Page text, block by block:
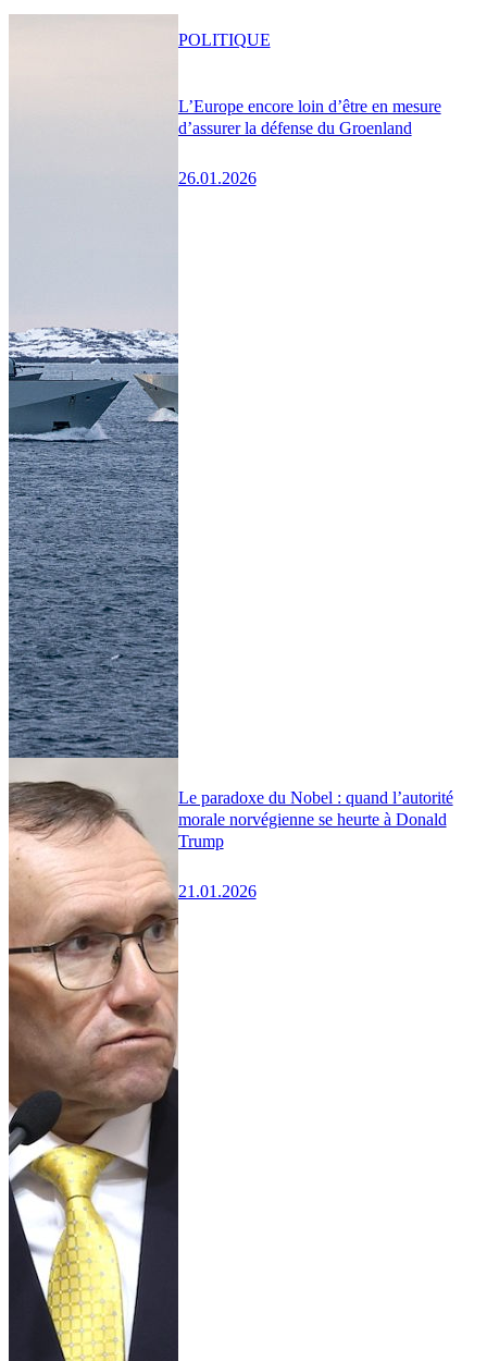
L’Europe encore loin d’être en mesure
d’assurer la défense du Groenland
26.01.2026
POLITIQUE
Le paradoxe du Nobel : quand l’autorité
morale norvégienne se heurte à Donald
Trump
21.01.2026